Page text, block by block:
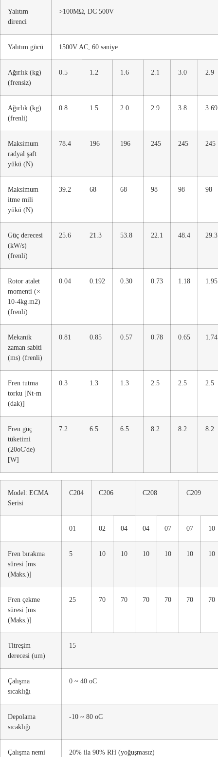
Yalıtım
direnci
>100MΩ, DC 500V
Yalıtım gücü 1500V AC, 60 saniye
Ağırlık (kg)
(frensiz)
0.5 1.2 1.6 2.1 3.0 2.9
Ağırlık (kg)
(frenli)
0.8 1.5 2.0 2.9 3.8 3.69
Maksimum
radyal şaft
yükü (N)
78.4 196 196 245 245 245
Maksimum
itme mili
yükü (N)
39.2 68 68 98 98 98
Güç derecesi
(kW/s)
(frenli)
25.6 21.3 53.8 22.1 48.4 29.3
Rotor atalet
momenti (×
10-4kg.m2)
(frenli)
0.04 0.192 0.30 0.73 1.18 1.95
Mekanik
zaman sabiti
(ms) (frenli)
0.81 0.85 0.57 0.78 0.65 1.74
Fren tutma
torku [Nt-m
(dak)]
0.3 1.3 1.3 2.5 2.5 2.5
Fren güç
tüketimi
(20oC'de)
[W]
7.2 6.5 6.5 8.2 8.2 8.2
Model: ECMA
Serisi
C204 C206 C208 C209
01 02 04 04 07 07 10
Fren bırakma
süresi [ms
(Maks.)]
5 10 10 10 10 10 10
Fren çekme
süresi [ms
(Maks.)]
25 70 70 70 70 70 70
Titreşim
derecesi (um)
15
Çalışma
sıcaklığı
0 ~ 40 oC
Depolama
sıcaklığı
-10 ~ 80 oC
Çalışma nemi 20% ila 90% RH (yoğuşmasız)